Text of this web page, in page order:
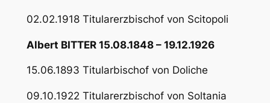
02.02.1918 Titularerzbischof von Scitopoli
Albert BITTER 15.08.1848 – 19.12.1926
15.06.1893 Titularbischof von Doliche
09.10.1922 Titularerzbischof von Soltania